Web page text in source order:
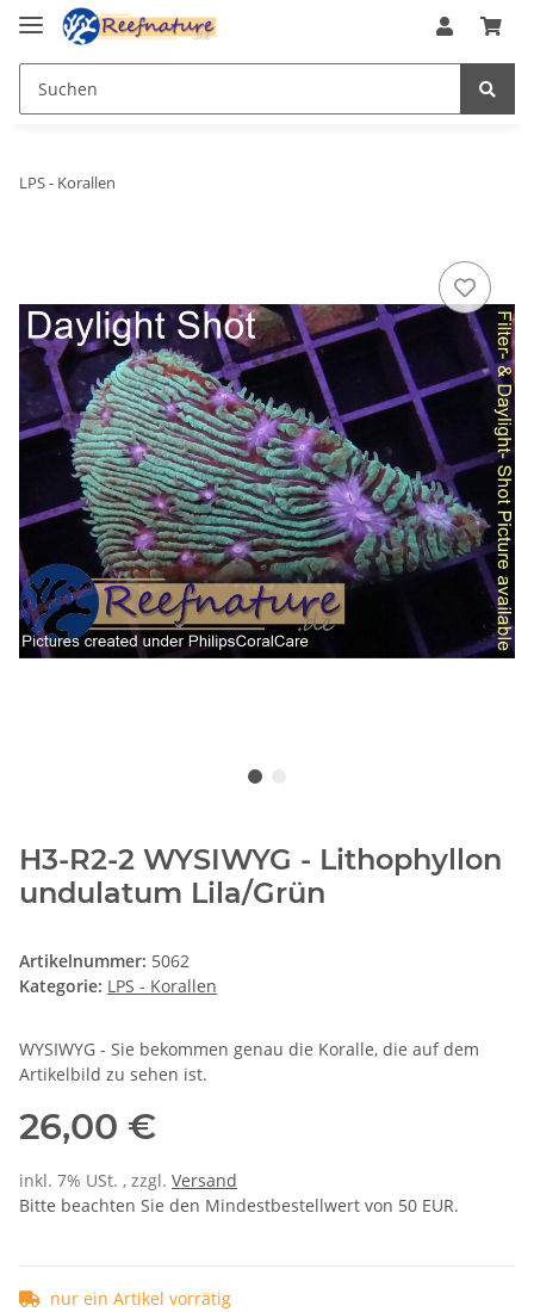
LPS - Korallen
H3-R2-2 WYSIWYG - Lithophyllon
undulatum Lila/Grün
Artikelnummer: 5062
Kategorie: LPS - Korallen
WYSIWYG - Sie bekommen genau die Koralle, die auf dem
Artikelbild zu sehen ist.
26,00 €
inkl. 7% USt. , zzgl. Versand
Bitte beachten Sie den Mindestbestellwert von 50 EUR.
nur ein Artikel vorrätig